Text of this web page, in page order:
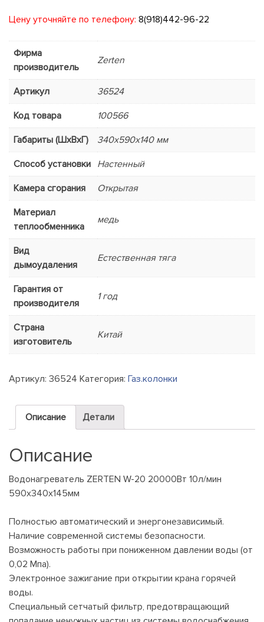
Цену уточняйте по телефону: 8(918)442-96-22
Фирма
производитель
Zerten
Артикул 36524
Код товара 100566
Габариты (ШхВхГ) 340x590x140 мм
Способ установки Настенный
Камера сгорания Открытая
Материал
теплообменника
медь
Вид
дымоудаления
Естественная тяга
Гарантия от
производителя
1 год
Страна
изготовитель
Китай
Артикул: 36524 Категория: Газ.колонки
Описание Детали
Описание
Водонагреватель ZERTEN W-20 20000Вт 10л/мин
590х340х145мм
Полностью автоматический и энергонезависимый.
Наличие современной системы безопасности.
Возможность работы при пониженном давлении воды (от
0,02 Мпа).
Электронное зажигание при открытии крана горячей
воды.
Специальный сетчатый фильтр, предотвращающий